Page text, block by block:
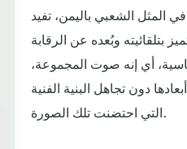
المثل الشعبي باليمن، تفيد
بتلقائيته وبُعده عن الرقابة
أي إنه صوت المجموعة،
دون تجاهل البنية الفنية
التي احتضنت تلك الصورة.